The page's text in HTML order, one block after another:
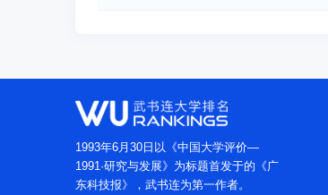
081001
082702
082801
0827
0828
10
13
1993年6月30日以《中国大学评价—
1991·研究与发展》为标题首发于的《广
东科技报》，武书连为第一作者。